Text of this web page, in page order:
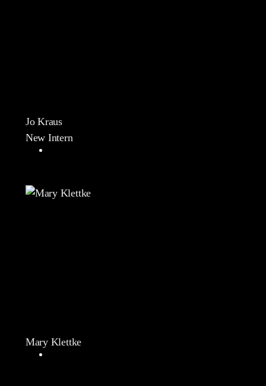
Jo Kraus
New Intern
Mary Klettke